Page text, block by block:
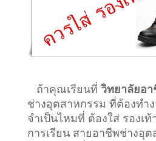
ถ้าคุณเรียนที่ วิทยาลัยอ
ช่างอุตสาหกรรม ที่ต้องทำ
จำเป็นไหมที่ ต้องใส่ รองเ
การเรียน สายอาชีพช่างอุต